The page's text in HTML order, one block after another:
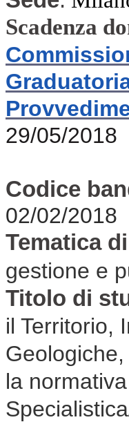
Scadenza
29/05/2018
Codice
02/02/2018
Tematica
gestione e
Titolo di
il Territorio,
la